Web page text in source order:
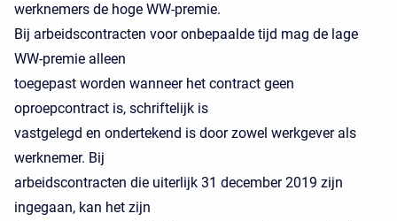
werknemers de hoge WW-premie.
Bij arbeidscontracten voor onbepaalde tijd mag de lage
WW-premie alleen
toegepast worden wanneer het contract geen
oproepcontract is, schriftelijk is
vastgelegd en ondertekend is door zowel werkgever als
werknemer. Bij
arbeidscontracten die uiterlijk 31 december 2019 zijn
ingegaan, kan het zijn